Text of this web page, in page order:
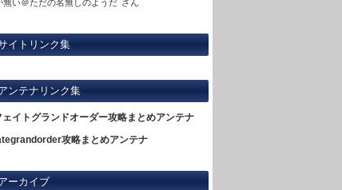
無い＠ただの名無しのようだ さん
イトリンク集
ンテナリンク集
ェイトグランドオーダー攻略まとめアンテナ
攻略まとめアンテナ
ーカイブ